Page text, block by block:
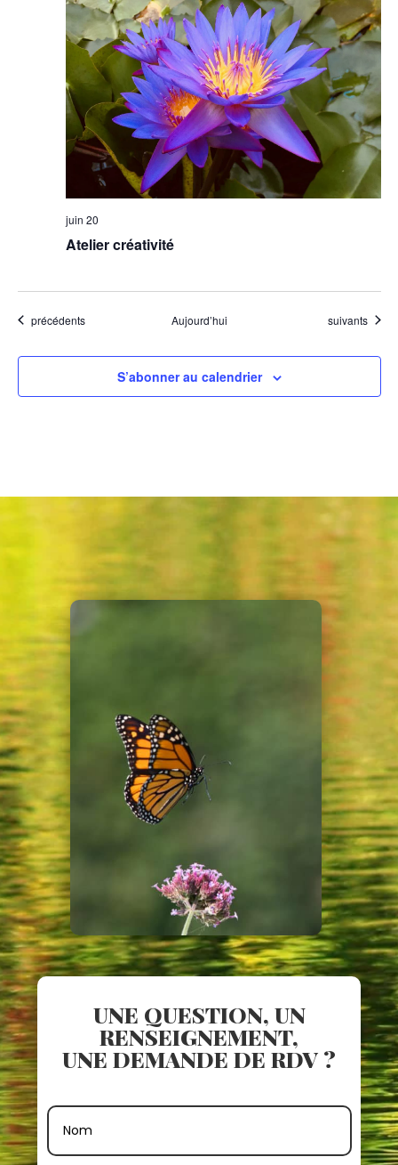
juin 20
Atelier créativité
Évènements
précédents Aujourd’hui Évènements
suivants
S’abonner au calendrier
UNE QUESTION, UN
RENSEIGNEMENT,
UNE DEMANDE DE RDV ?